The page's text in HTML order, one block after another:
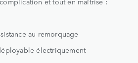
au remorquage
électriquement